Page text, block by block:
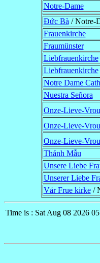
Notre-Dame
Đức Bà / Notre-
Frauenkirche
Fraumünster
Liebfrauenkirche
Liebfrauenkirche
Notre Dame
Nuestra Señora
Onze-Lieve-
Onze-Lieve-
Onze-Lieve-
Thánh Mẫu
Unsere Liebe
Unserer Liebe
Vår Frue kirke/
Time is : Sat Aug 08 2026